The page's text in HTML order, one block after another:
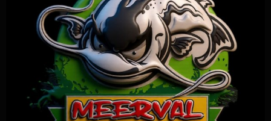
berechnet)
Angelruten / Rollen
Kleines Material / Haken
Köder / gefälschter Köder
Belly Boot / Boot / Wader
Gästebuch
Seite runterladen
Öffnungszeiten